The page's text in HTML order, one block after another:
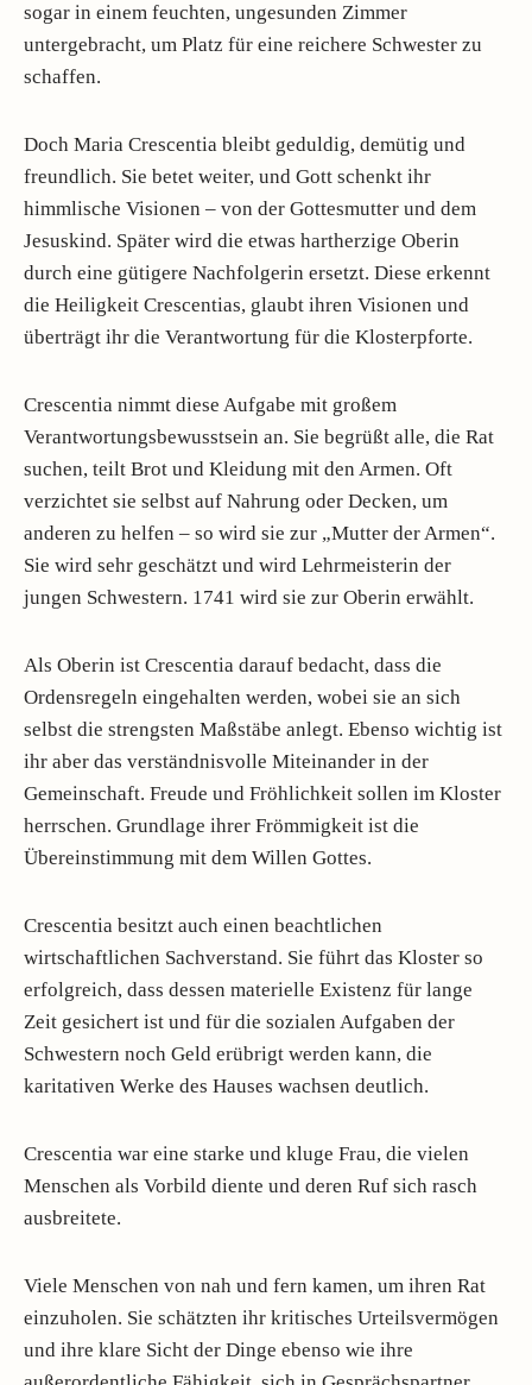
sogar in einem feuchten, ungesunden Zimmer
untergebracht, um Platz für eine reichere Schwester zu
schaffen.
Doch Maria Crescentia bleibt geduldig, demütig und
freundlich. Sie betet weiter, und Gott schenkt ihr
himmlische Visionen – von der Gottesmutter und dem
Jesuskind. Später wird die etwas hartherzige Oberin
durch eine gütigere Nachfolgerin ersetzt. Diese erkennt
die Heiligkeit Crescentias, glaubt ihren Visionen und
überträgt ihr die Verantwortung für die Klosterpforte.
Crescentia nimmt diese Aufgabe mit großem
Verantwortungsbewusstsein an. Sie begrüßt alle, die Rat
suchen, teilt Brot und Kleidung mit den Armen. Oft
verzichtet sie selbst auf Nahrung oder Decken, um
anderen zu helfen – so wird sie zur „Mutter der Armen“.
Sie wird sehr geschätzt und wird Lehrmeisterin der
jungen Schwestern. 1741 wird sie zur Oberin erwählt.
Als Oberin ist Crescentia darauf bedacht, dass die
Ordensregeln eingehalten werden, wobei sie an sich
selbst die strengsten Maßstäbe anlegt. Ebenso wichtig ist
ihr aber das verständnisvolle Miteinander in der
Gemeinschaft. Freude und Fröhlichkeit sollen im Kloster
herrschen. Grundlage ihrer Frömmigkeit ist die
Übereinstimmung mit dem Willen Gottes.
Crescentia besitzt auch einen beachtlichen
wirtschaftlichen Sachverstand. Sie führt das Kloster so
erfolgreich, dass dessen materielle Existenz für lange
Zeit gesichert ist und für die sozialen Aufgaben der
Schwestern noch Geld erübrigt werden kann, die
karitativen Werke des Hauses wachsen deutlich.
Crescentia war eine starke und kluge Frau, die vielen
Menschen als Vorbild diente und deren Ruf sich rasch
ausbreitete.
Viele Menschen von nah und fern kamen, um ihren Rat
einzuholen. Sie schätzten ihr kritisches Urteilsvermögen
und ihre klare Sicht der Dinge ebenso wie ihre